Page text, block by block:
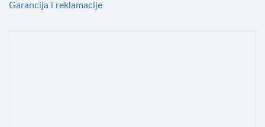
Garancija i reklamacije